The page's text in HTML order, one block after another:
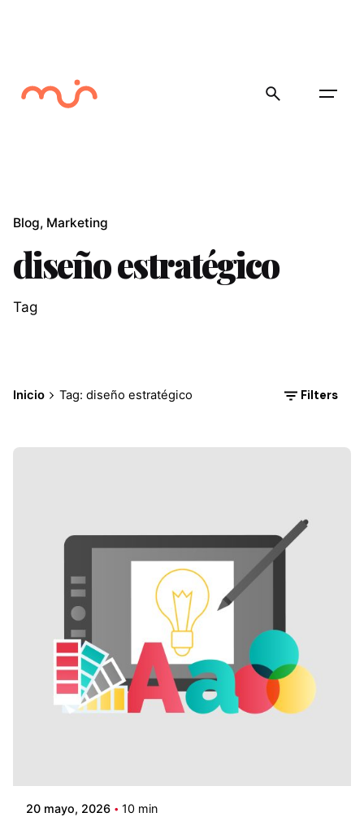
Blog Marketing
diseño estratégico
Tag
Inicio Tag: diseño estratégico Filters
20 mayo, 2026 10 min